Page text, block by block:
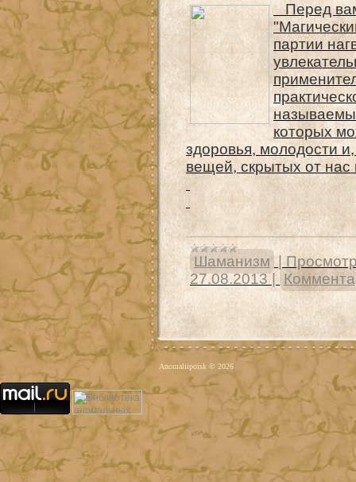
Перед
партии
которых
здоровья, молодости
вещей, скрытых от
Шаманизм |
27.08.2013 |
Anomaliipoisk © 2026